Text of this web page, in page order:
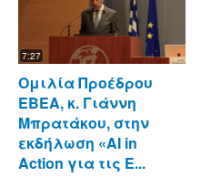
7:27
Ομιλία Προέδρου
ΕΒΕΑ, κ. Γιάννη
Μπρατάκου, στην
εκδήλωση «AI in
Action για τις Ε...